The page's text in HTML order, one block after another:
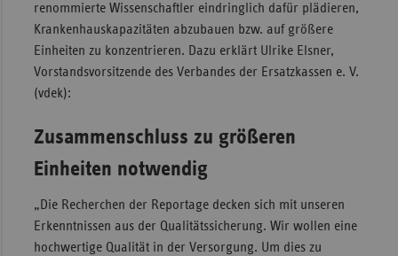
renommierte Wissenschaftler eindringlich dafür plädieren,
Krankenhauskapazitäten abzubauen bzw. auf größere
Einheiten zu konzentrieren. Dazu erklärt Ulrike Elsner,
Vorstandsvorsitzende des Verbandes der Ersatzkassen e. V.
(vdek):
Zusammenschluss zu größeren
Einheiten notwendig
„Die Recherchen der Reportage decken sich mit unseren
Erkenntnissen aus der Qualitätssicherung. Wir wollen eine
hochwertige Qualität in der Versorgung. Um dies zu